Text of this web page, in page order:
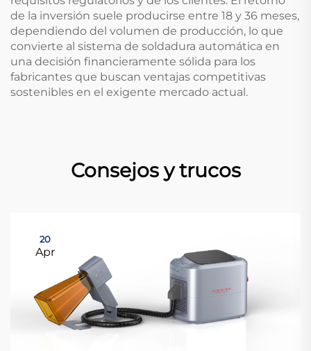
de la inversión suele producirse entre 18 y 36 meses,
dependiendo del volumen de producción, lo que
convierte al sistema de soldadura automática en
una decisión financieramente sólida para los
fabricantes que buscan ventajas competitivas
sostenibles en el exigente mercado actual.
Consejos y trucos
20
Apr